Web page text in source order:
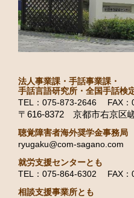
法人事業課・手話事業課・
手話言語研究所・全国手話検
TEL：075-873-2646 FAX：
〒616-8372 京都市右京区
聴覚障害者海外奨学金事務局
ryugaku@com-sagano.com
就労支援センターとも
TEL：075-864-6302 FAX：
相談支援事業所とも